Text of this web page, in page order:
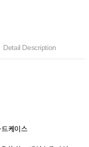
Detail Description
케이스